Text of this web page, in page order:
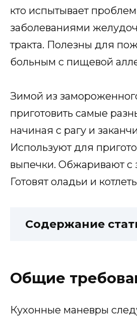
кто испытывает
заболеваниями
тракта. Полезны для
больным с пищевой
Зимой из
приготовить самые
начиная с рагу и
Используют для
выпечки. Обжаривают с
Готовят оладьи и
Содержание
Общие
Кухонные маневры